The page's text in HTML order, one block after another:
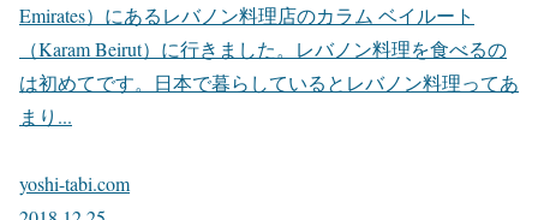
Emirates）にあるレバノン料理店のカラム ベイルート
（Karam Beirut）に行きました。レバノン料理を食べるの
は初めてです。日本で暮らしているとレバノン料理ってあ
まり...
yoshi-tabi.com